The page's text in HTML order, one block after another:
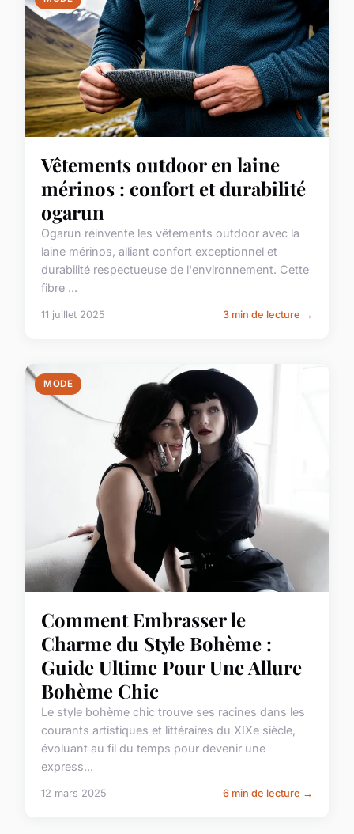
Vêtements outdoor en laine
mérinos : confort et durabilité
ogarun
Ogarun réinvente les vêtements outdoor avec la
laine mérinos, alliant confort exceptionnel et
durabilité respectueuse de l'environnement. Cette
fibre ...
11 juillet 2025 3 min de lecture →
MODE
Comment Embrasser le
Charme du Style Bohème :
Guide Ultime Pour Une Allure
Bohème Chic
Le style bohème chic trouve ses racines dans les
courants artistiques et littéraires du XIXe siècle,
évoluant au fil du temps pour devenir une
express...
12 mars 2025 6 min de lecture →